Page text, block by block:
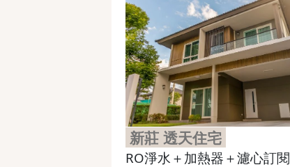
新莊 透天住宅
RO淨水＋加熱器＋濾心訂閱